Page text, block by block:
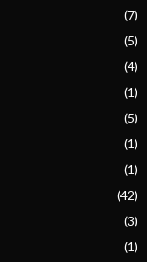
(7)
(5)
(4)
(1)
(5)
(1)
(1)
(42)
(3)
(1)